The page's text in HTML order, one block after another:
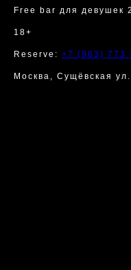
Free bar для девушек
18+
Reserve: +7 (963) 773
Москва, Сущёвская